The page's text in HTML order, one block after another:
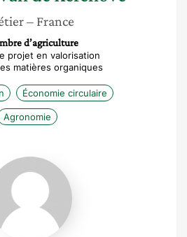
– France
d’agriculture
projet en valorisation
matières organiques
Économie circulaire
Agronomie
Pascale
Martel
Naquin